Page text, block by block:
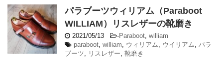
パラブーツウィリアム（Paraboot
WILLIAM）リスレザーの靴磨き
2021/05/13 -Paraboot, william
paraboot, william, ウィリアム, ウイリアム, パラ
ブーツ, リスレザー, 靴磨き